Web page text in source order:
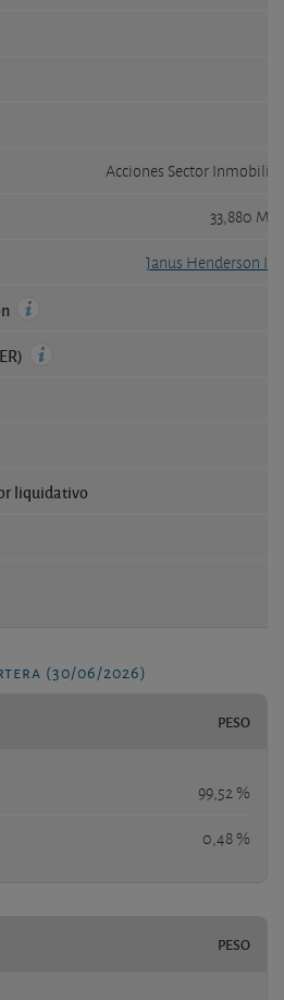
Acciones Sector
33,880
Janus Henderson
liquidativo
(30/06/2026)
PESO
99,52 %
0,48 %
PESO